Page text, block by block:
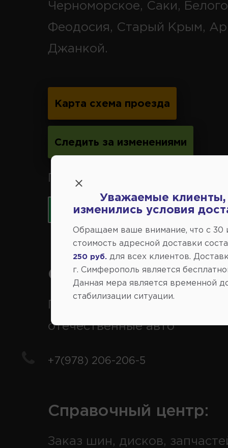
Черноморское, Саки,
Феодосия, Старый Крым,
Джанкой.
Карта схема проезда
Следить за изменениями
Принимаем к оплате карты
Справочный центр:
отечественные авто
+7(978) 206-206-5
Справочный центр:
Заказ шин, дисков,
Уважаемые клиенты,
изменились условия
Обращаем ваше внимание, что c 30
стоимость адресной доставки
250 руб. для всех клиентов.
г. Симферополь является
Данная мера является временной
стабилизации ситуации.